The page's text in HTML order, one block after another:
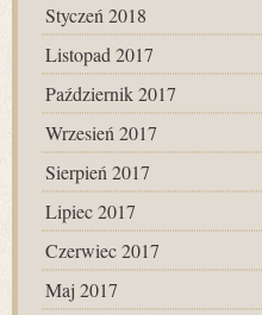
Styczeń 2018
Listopad 2017
Październik 2017
Wrzesień 2017
Sierpień 2017
Lipiec 2017
Czerwiec 2017
Maj 2017